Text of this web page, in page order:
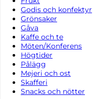
Godis och konfektyr
Grönsaker
Gåva
Kaffe och te
Möten/Konferens
Högtider
Pålägg
Mejeri och ost
Skafferi
Snacks och nötter